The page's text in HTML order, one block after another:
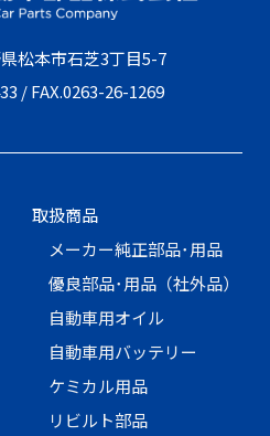
松本市石芝3丁目5-7
/ FAX.0263-26-1269
取扱商品
メーカー純正部品･用品
優良部品･用品（社外品）
自動車用オイル
自動車用バッテリー
ケミカル用品
リビルト部品